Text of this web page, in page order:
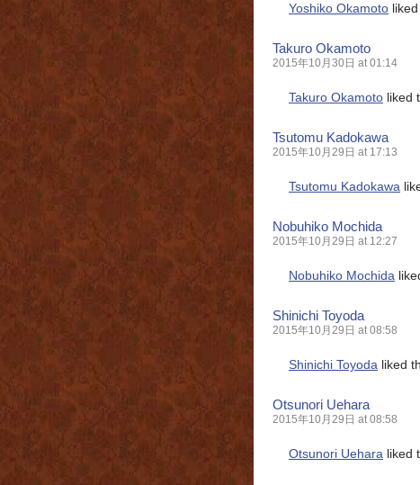
Yoshiko Okamoto
Takuro Okamoto
2015年10月30日 at 01:14
Takuro Okamoto liked
Tsutomu Kadokawa
2015年10月29日 at 17:13
Tsutomu Kadokawa
Nobuhiko Mochida
2015年10月29日 at 12:27
Nobuhiko Mochida
Shinichi Toyoda
2015年10月29日 at 08:58
Shinichi Toyoda liked
Otsunori Uehara
2015年10月29日 at 08:58
Otsunori Uehara liked